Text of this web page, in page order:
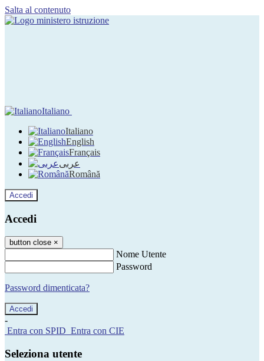
Salta al contenuto
Italiano
Italiano
English
Français
عربى
Română
Accedi
Accedi
button close ×
Nome Utente
Password
Password dimenticata?
-
Entra con SPID Entra con CIE
Seleziona utente